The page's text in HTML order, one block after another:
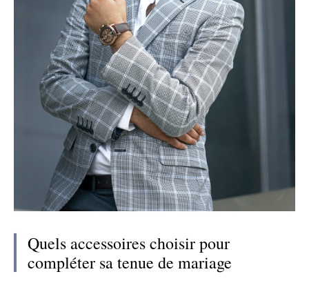
Quels accessoires choisir pour
compléter sa tenue de mariage